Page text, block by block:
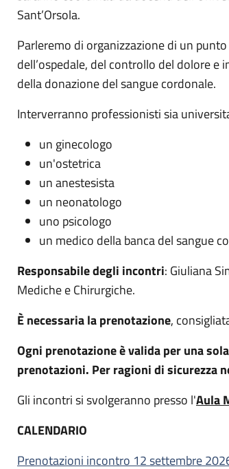
Sant’Orsola.
Parleremo di organizzazione di un
dell’ospedale, del controllo del dolore e
della donazione del sangue cordonale.
Interverranno professionisti sia
un ginecologo
un'ostetrica
un anestesista
un neonatologo
uno psicologo
un medico della banca del sangue
Responsabile degli incontri: Giuliana
Mediche e Chirurgiche.
È necessaria la prenotazione,
Ogni prenotazione è valida per una
prenotazioni. Per ragioni di sicurezza
Gli incontri si svolgeranno presso l'Aula
CALENDARIO
Prenotazioni incontro 12 settembre